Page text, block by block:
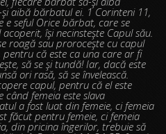
aibă bărbatul ei. 1 Corinteni 11,
e seful Orice bărbat, care se
îşi necinsteşte Capul său.
roagă sau proroceşte cu capul
pentru că este ca una care ar fi
să se şi tundă! Iar, dacă este
ori rasă, să se învelească.
capul, pentru că el este
când femeia este slava
a fost luat din femeie, ci femeia
făcut pentru femeie, ci femeia
din pricina îngerilor, trebuie să